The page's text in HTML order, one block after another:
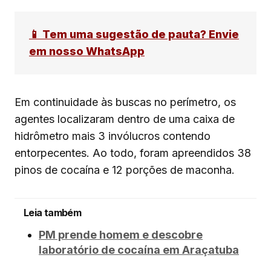
📱 Tem uma sugestão de pauta? Envie
em nosso WhatsApp
Em continuidade às buscas no perímetro, os
agentes localizaram dentro de uma caixa de
hidrômetro mais 3 invólucros contendo
entorpecentes. Ao todo, foram apreendidos 38
pinos de cocaína e 12 porções de maconha.
Leia também
PM prende homem e descobre
laboratório de cocaína em Araçatuba